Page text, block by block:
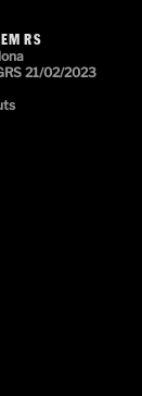
RS
21/02/2023